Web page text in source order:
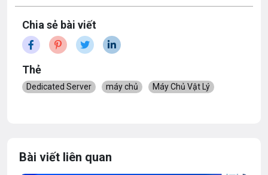
Chia sẻ bài viết
Thẻ
Dedicated Server máy chủ Máy Chủ Vật Lý
Bài viết liên quan